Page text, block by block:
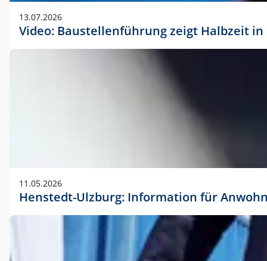
13.07.2026
Video: Baustellenführung zeigt Halbzeit
11.05.2026
Henstedt-Ulzburg: Information für